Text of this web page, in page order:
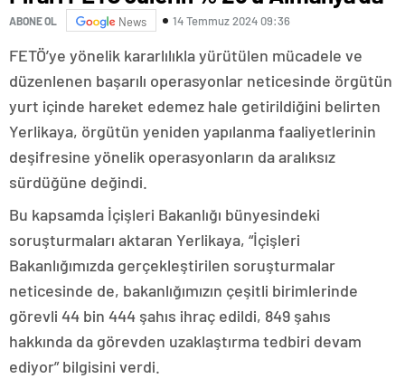
ABONE OL News 14 Temmuz 2024 09:36
FETÖ’ye yönelik kararlılıkla yürütülen mücadele ve
düzenlenen başarılı operasyonlar neticesinde örgütün
yurt içinde hareket edemez hale getirildiğini belirten
Yerlikaya, örgütün yeniden yapılanma faaliyetlerinin
deşifresine yönelik operasyonların da aralıksız
sürdüğüne değindi.
Bu kapsamda İçişleri Bakanlığı bünyesindeki
soruşturmaları aktaran Yerlikaya, “İçişleri
Bakanlığımızda gerçekleştirilen soruşturmalar
neticesinde de, bakanlığımızın çeşitli birimlerinde
görevli 44 bin 444 şahıs ihraç edildi, 849 şahıs
hakkında da görevden uzaklaştırma tedbiri devam
ediyor” bilgisini verdi.